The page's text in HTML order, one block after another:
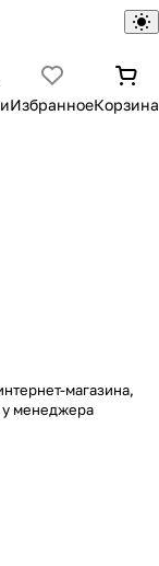
ИзбранноеКорзина
магазина,
у менеджера